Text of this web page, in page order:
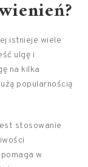
istnieje wiele
ulgę i
na kilka
popularnością
stosowanie
w